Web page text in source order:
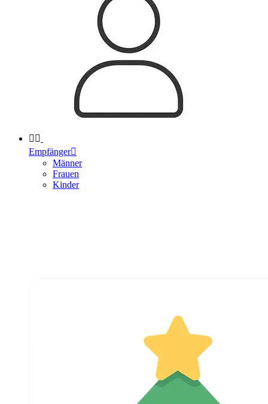
 
Empfänger
Männer
Frauen
Kinder